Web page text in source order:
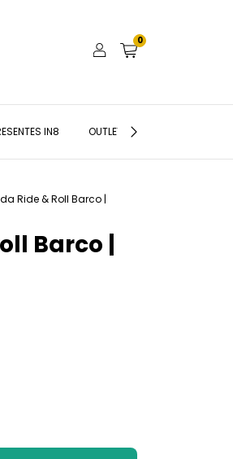
0
IN8 OUTLET
Ride & Roll Barco |
Barco |